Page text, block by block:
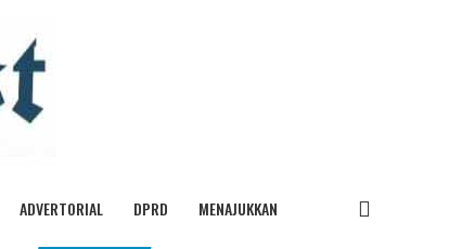
ADVERTORIAL DPRD MENAJUKKAN